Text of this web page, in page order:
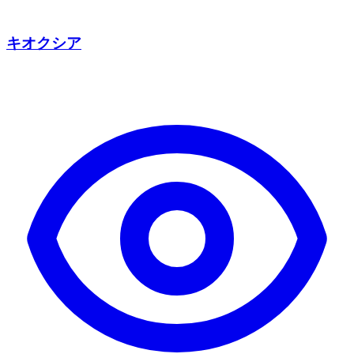
キオクシア